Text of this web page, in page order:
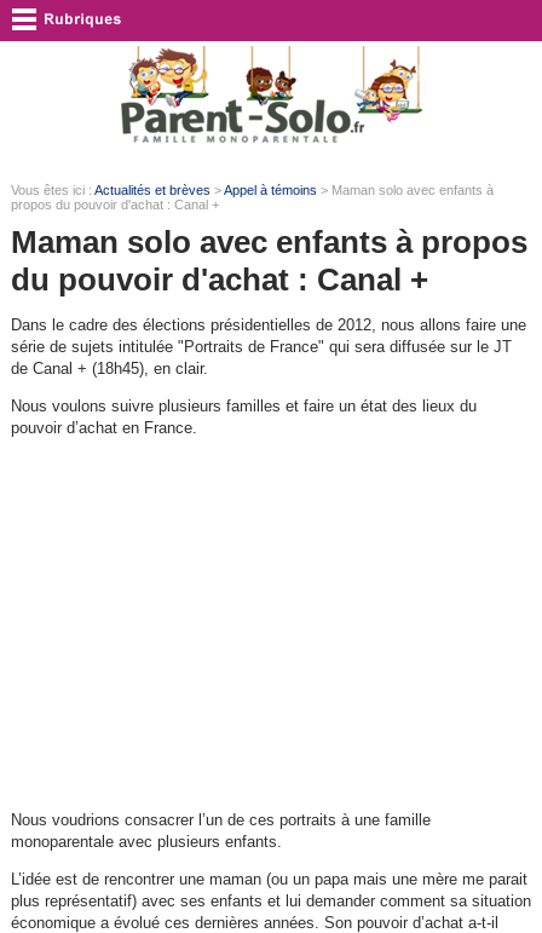
Vous êtes ici : Actualités et brèves >Appel à témoins > Maman solo avec enfants à
propos du pouvoir d'achat : Canal +
Maman solo avec enfants à propos
du pouvoir d'achat : Canal +
Dans le cadre des élections présidentielles de 2012, nous allons faire une
série de sujets intitulée "Portraits de France" qui sera diffusée sur le JT
de Canal + (18h45), en clair.
Nous voulons suivre plusieurs familles et faire un état des lieux du
pouvoir d’achat en France.
Nous voudrions consacrer l’un de ces portraits à une famille
monoparentale avec plusieurs enfants.
L’idée est de rencontrer une maman (ou un papa mais une mère me parait
plus représentatif) avec ses enfants et lui demander comment sa situation
économique a évolué ces dernières années. Son pouvoir d’achat a-t-il